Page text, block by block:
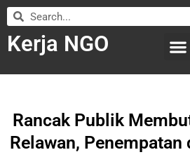
Kerja NGO
Rancak Publik
Relawan, Penempatan